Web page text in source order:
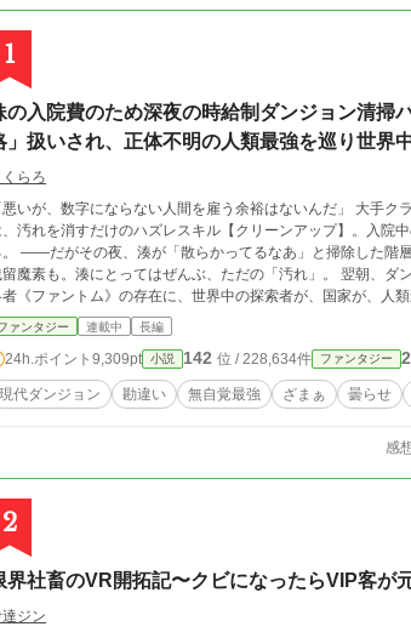
1
の入院費のため深夜の時給制ダンジョン清掃
」扱いされ、正体不明の人類最強を巡り世界
らろ
が、数字にならない人間を雇う余裕はないんだ」 大手クラン・ゼノギアを解雇された雑用係の灰崎湊、23歳。 持っているの
汚れを消すだけのハズレスキル【クリーンアップ】。入院
の第47層だった。 魔物の群れも、災害級の呪いも、
素も。湊にとってはぜんぶ、ただの「汚れ」。 翌朝、ダンジョン協会は観測史上初の【単独完全攻略】を検知。正体不明の攻
《ファントム》の存在に、世界中の探索者が、国家が、人類最強が動き出す。 「時給、ちょっと上
たいんだよな」 本人だけが、何も知らない。 一方その頃、湊を切り捨てた古巣のクランでは、原因不明の事故が相次いで
いて——。 これは、世界で一番静かな最強が、世界を綺麗にし
ァンタジー 連載中 長編
24h.ポイント 9,309pt 小説 142 位 / 228,634件 ファンタジー
現代ダンジョン 勘違い 無自覚最強 ざまぁ 曇らせ
感
2
界社畜のVR開拓記〜クビになったらVIP客が
ジン